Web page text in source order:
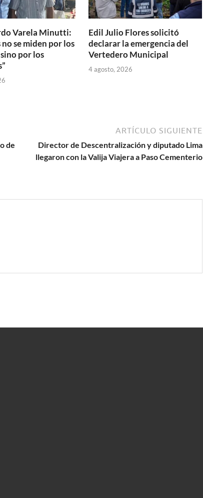
Varela Minutti:
no se miden por los
por los
Edil Julio Flores solicitó
declarar la emergencia del
Vertedero Municipal
4 agosto, 2026
de
ARTÍCULO SIGUIENTE
Director de Descentralización y diputado Lima
llegaron con la Valija Viajera a Paso Cementerio